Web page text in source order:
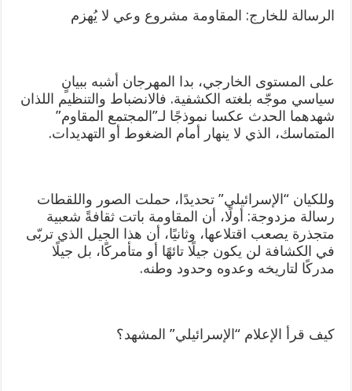
الرسالة للخارج: المقاومة مشروع وعي لا يُهزم
على المستوى الخارجي، بدا المهرجان أشبه ببيانٍ
سياسي موجّه بلغته الكشفية. فالانضباط والتنظيم اللذان
شهدهما الحدث عكسا نموذجًا لـ”المجتمع المقاوم”
المتماسك، الذي لا ينهار أمام الضغوط أو التهديدات.
وللكيان “الإسرائيلي” تحديدًا، حملت الصور واللقطات
رسالة مزدوجة: أولًا، أن المقاومة باتت ثقافةً شعبية
متجذرة يصعب اقتلاعها، وثانيًا، أن هذا الجيل الذي تربّى
في الكشافة لن يكون جيلًا تائهًا أو متأمركًا، بل جيلًا
مدركًا لتاريخه وعدوه وحدود وطنه.
كيف قرأ الإعلام “الإسرائيلي” المشهد؟